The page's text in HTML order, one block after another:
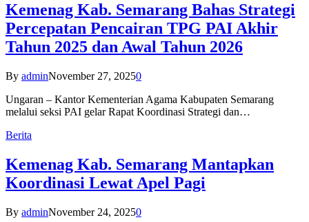
Kemenag Kab. Semarang Bahas Strategi
Percepatan Pencairan TPG PAI Akhir
Tahun 2025 dan Awal Tahun 2026
By adminNovember 27, 20250
Ungaran – Kantor Kementerian Agama Kabupaten Semarang
melalui seksi PAI gelar Rapat Koordinasi Strategi dan…
Berita
Kemenag Kab. Semarang Mantapkan
Koordinasi Lewat Apel Pagi
By adminNovember 24, 20250